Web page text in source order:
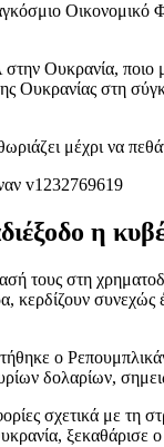
Ουκρανία,
στη
μέχρι να
η
τους στη
ο
δολαρίων,
σχετικά με